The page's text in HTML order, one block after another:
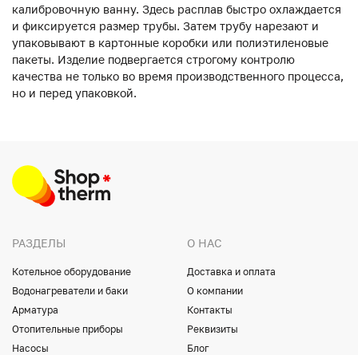
калибровочную ванну. Здесь расплав быстро охлаждается
и фиксируется размер трубы. Затем трубу нарезают и
упаковывают в картонные коробки или полиэтиленовые
пакеты. Изделие подвергается строгому контролю
качества не только во время производственного процесса,
но и перед упаковкой.
РАЗДЕЛЫ
Котельное оборудование
Водонагреватели и баки
Арматура
Отопительные приборы
Насосы
О НАС
Доставка и оплата
О компании
Контакты
Реквизиты
Блог